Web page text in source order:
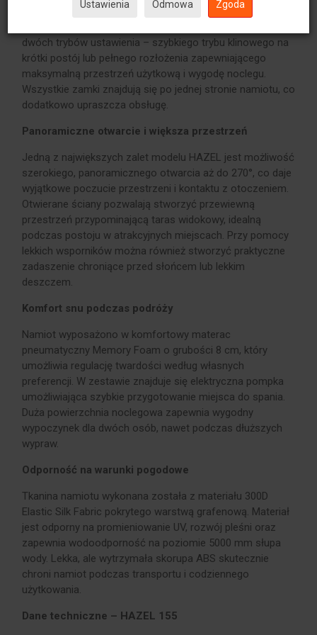
gazowym i systemowi otwierania typu Z rozłożenie
dwóch trybów ustawienia – szybkiego trybu klinowego na
krótki postój lub pełnego rozłożenia zapewniającego
maksymalną przestrzeń użytkową i wygodę noclegu.
Wszystkie zamki znajdują się po jednej stronie namiotu, co
dodatkowo upraszcza obsługę.
Panoramiczne otwarcie i większa przestrzeń
Jedną z największych zalet modelu HAZEL jest możliwość
szerokiego, panoramicznego otwarcia aż do 270°, co daje
wyjątkowe poczucie przestrzeni i kontaktu z otoczeniem.
Otwierane ściany pozwalają stworzyć przewiewną
przestrzeń przypominającą taras widokowy, idealną
podczas postoju w atrakcyjnych miejscach. Przy pomocy
lekkich wsporników można również stworzyć praktyczne
zadaszenie chroniące przed słońcem lub lekkim
deszczem.
Komfort snu podczas podróży
Namiot wyposażono w komfortowy materac
pneumatyczny Memory Foam o grubości 8 cm, który
umożliwia regulację twardości według własnych
preferencji. W zestawie znajduje się elektryczna pompka
umożliwiająca szybkie przygotowanie miejsca do spania.
Duża powierzchnia noclegowa zapewnia wygodny
wypoczynek dla dwóch osób, nawet podczas dłuższych
wypraw.
Odporność na warunki pogodowe
Tkanina namiotu wykonana została z materiału 300D
Elastic Silk Fabric pokrytego warstwą grafenową. Materiał
jest odporny na promieniowanie UV, rozwój pleśni oraz
zapewnia wodoodporność na poziomie 5000 mm słupa
wody. Lekka, ale wytrzymała skorupa ABS skutecznie
chroni namiot podczas transportu i codziennego
użytkowania.
Dane techniczne – HAZEL 155
Ustawienia Odmowa Zgoda